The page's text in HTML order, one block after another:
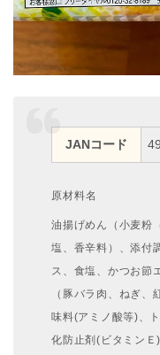
JANコード
原材料名
油揚げめん（小麦粉
塩、香辛料）、添付
ス、食塩、かつお節
（豚バラ肉、ねぎ
味料(アミノ酸等)、
化防止剤(ビタミン